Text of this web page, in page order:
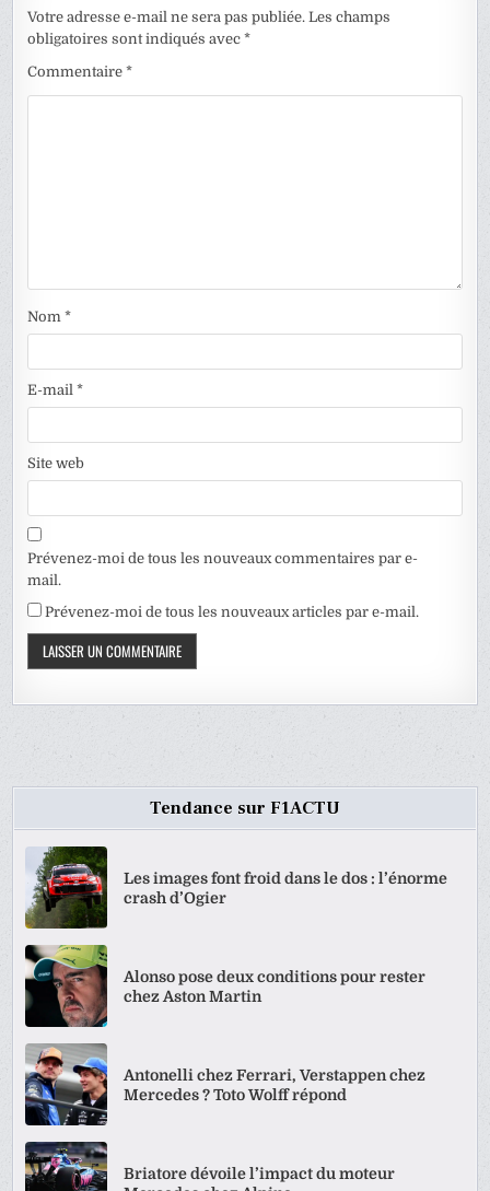
Votre adresse e-mail ne sera pas publiée. Les champs
obligatoires sont indiqués avec*
Commentaire*
Nom*
E-mail*
Site web
Prévenez-moi de tous les nouveaux commentaires par e-
mail.
Prévenez-moi de tous les nouveaux articles par e-mail.
Tendance sur F1ACTU
Les images font froid dans le dos : l’énorme
crash d’Ogier
Alonso pose deux conditions pour rester
chez Aston Martin
Antonelli chez Ferrari, Verstappen chez
Mercedes ? Toto Wolff répond
Briatore dévoile l’impact du moteur